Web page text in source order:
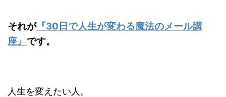
それが『30日で人生が変わる魔法のメール講
座』 です。
人生を変えたい人。